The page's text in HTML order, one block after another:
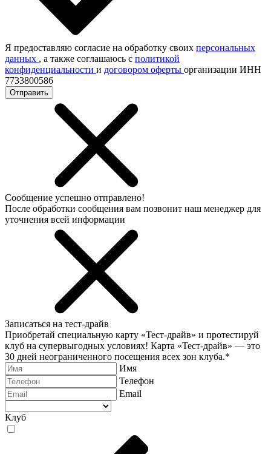
Я предоставляю согласие на обработку своих персональных
данных , а также соглашаюсь с политикой
конфиденциальности и договором оферты организации ИНН
7733800586
Отправить
Сообщение успешно отправлено!
После обработки сообщения вам позвонит наш менеджер для
уточнения всей информации
Записаться на тест-драйв
Приобретай специальную карту «Тест-драйв» и протестируй
клуб на супервыгодных условиях! Карта «Тест-драйв» — это
30 дней неограниченного посещения всех зон клуба.*
Имя
Телефон
Email
Клуб